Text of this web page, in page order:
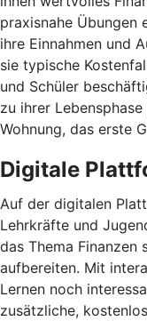
praxisnahe Übungen
ihre Einnahmen und
sie typische
und Schüler
zu ihrer
Wohnung, das erste
Digitale
Auf der digitalen
Lehrkräfte und
das Thema Finanzen
aufbereiten. Mit
Lernen noch
zusätzliche,